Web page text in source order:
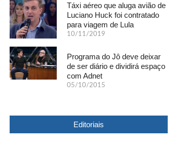
Táxi aéreo que aluga avião de
Luciano Huck foi contratado
para viagem de Lula
10/11/2019
Programa do Jô deve deixar
de ser diário e dividirá espaço
com Adnet
05/10/2015
Editoriais